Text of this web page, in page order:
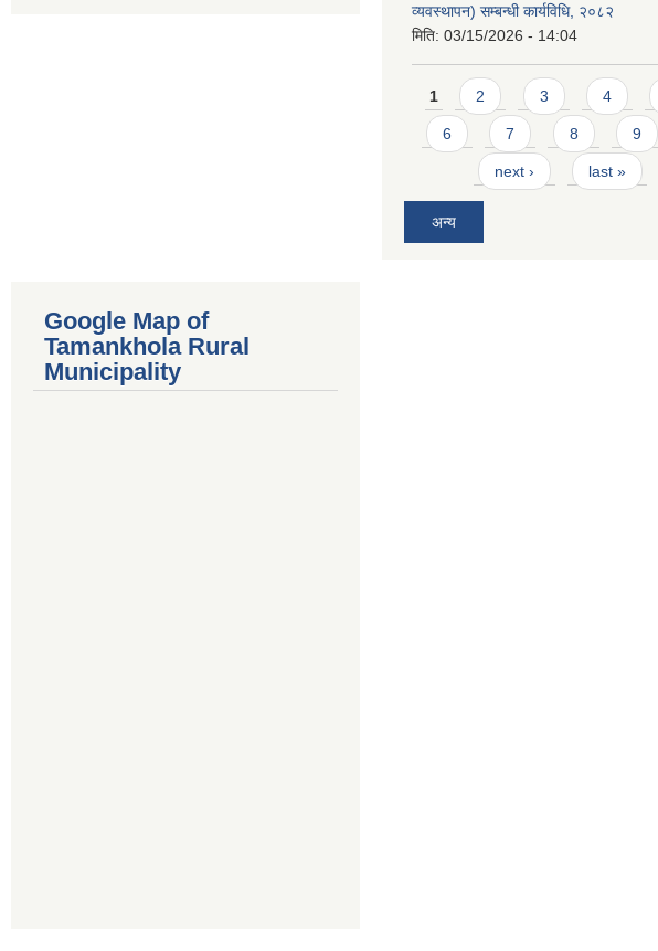
व्यवस्थापन) सम्बन्धी कार्यविधि, २०८२
मिति: 03/15/2026 - 14:04
Pages
1 2 3 4
6 7 8 9
next › last »
अन्य
Google Map of
Tamankhola Rural
Municipality